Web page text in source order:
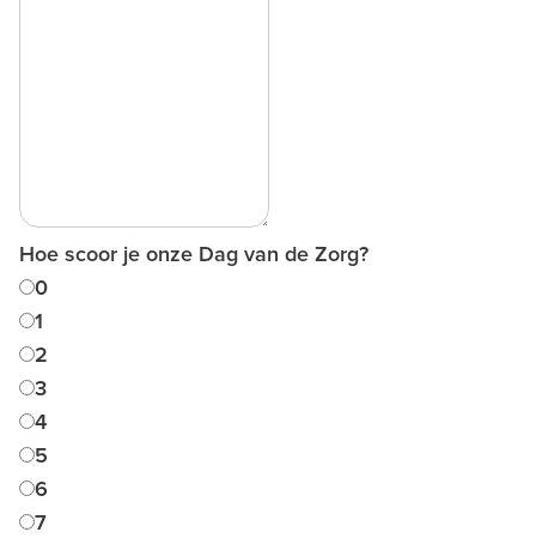
Hoe scoor je onze Dag van de Zorg?
0
1
2
3
4
5
6
7